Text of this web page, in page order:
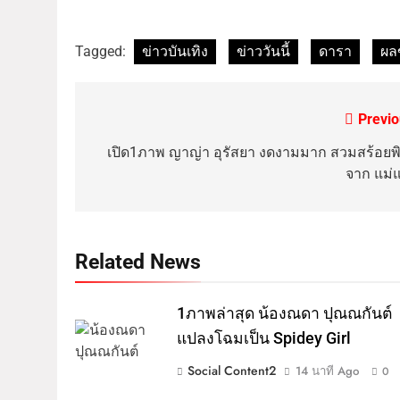
Tagged: ข่าวบันเทิง ข่าววันนี้ ดารา ผ
เปิด1ภาพ ญาญ่า อุรัสยา งดงามมาก สวมสร้อย
จาก แม่
Related News
1ภาพล่าสุด น้องณดา ปุณณกันต์
แปลงโฉมเป็น Spidey Girl
Social Content2
14 นาที Ago 0